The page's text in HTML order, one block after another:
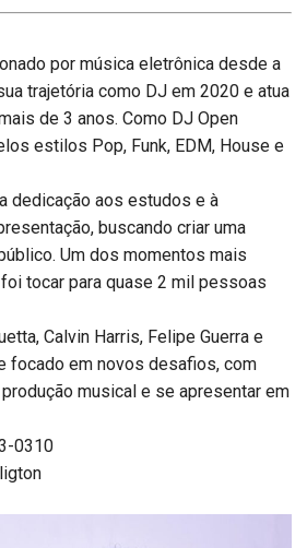
por música eletrônica desde a
trajetória como DJ em 2020 e atua
de 3 anos. Como DJ Open
estilos Pop, Funk, EDM, House e
dedicação aos estudos e à
buscando criar uma
Um dos momentos mais
tocar para quase 2 mil pessoas
Calvin Harris, Felipe Guerra e
focado em novos desafios, com
musical e se apresentar em
0310